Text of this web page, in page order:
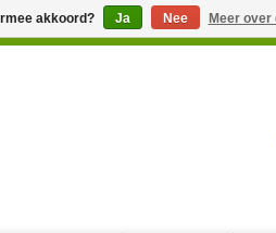
akkoord? Ja Nee Meer over
... Gratis levering in België